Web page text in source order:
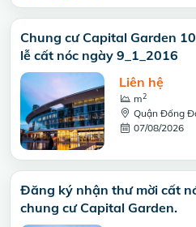
Chung cư Capital Garden
lễ cất nóc ngày 9_1_2016
Liên hệ
m2
Quận Đống
07/08/2026
Đăng ký nhận thư mời cất
chung cư Capital Garden.